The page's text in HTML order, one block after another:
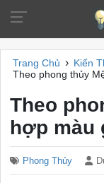
Trang Chủ › Kiến
Theo phong thủy
Theo
hợp màu
Phong Thủy